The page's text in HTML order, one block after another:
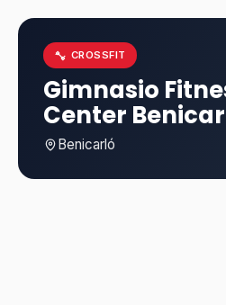
CROSSFIT
Gimnasio
Center
Benicarló